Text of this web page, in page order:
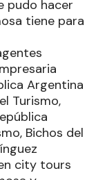
pudo hacer
tiene para
Argentina
Turismo,
Bichos del
city tours